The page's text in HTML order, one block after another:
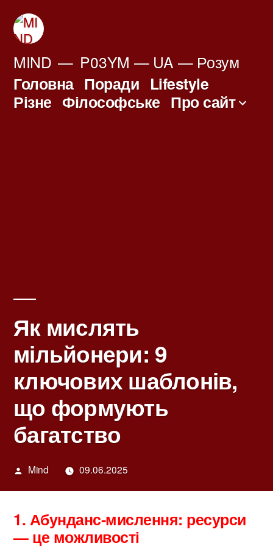
Перейти
до
вмісту
MIND P03YM — UA — Розум
Головна Поради Lifestyle
Різне Філософське Про сайт
Як мислять
мільйонери: 9
ключових шаблонів,
що формують
багатство
Написано
Mind 09.06.2025
1. Абунданс‑мислення: ресурси
— це можливості